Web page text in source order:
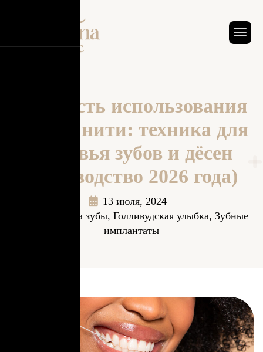
Важность использования
зубной нити: техника для
здоровья зубов и дёсен
(руководство 2026 года)
13 июля, 2024
Виниры на зубы, Голливудская улыбка, Зубные
имплантаты